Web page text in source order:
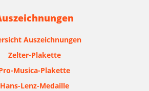
Auszeichnungen
Zelter-Plakette
Musica-Plakette
Hans-Lenz-Medaille